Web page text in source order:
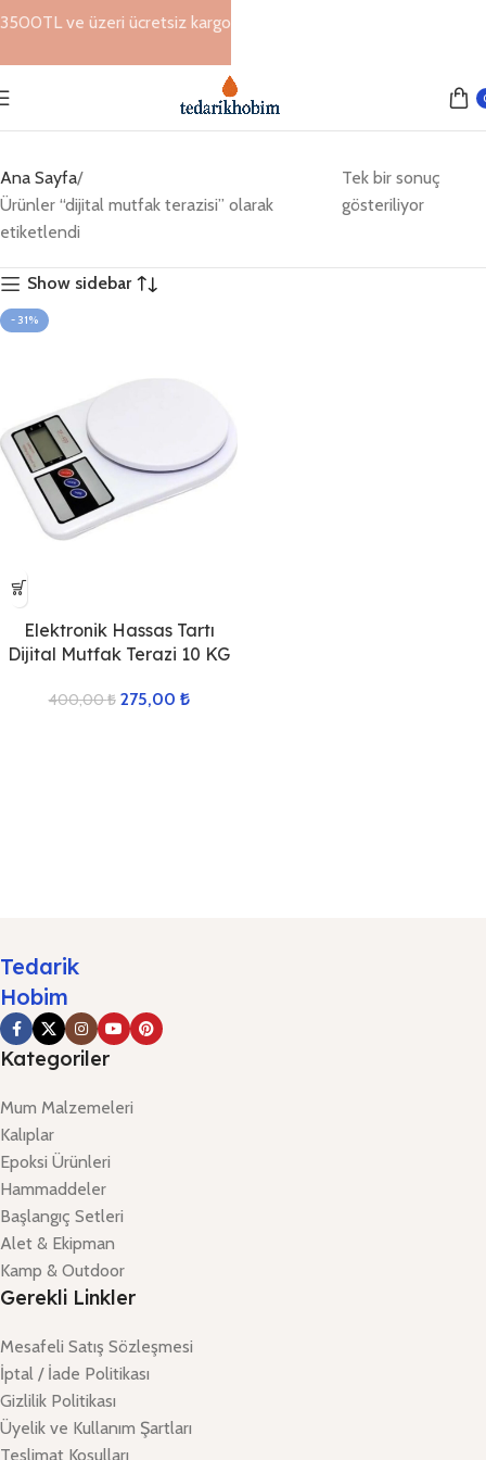
Ana Sayfa
Ürünler “dijital mutfak terazisi” olarak
etiketlendi
Tek bir sonuç
gösteriliyor
Show sidebar
- 31%
Elektronik Hassas Tartı
Dijital Mutfak Terazi 10 KG
400,00₺ 275,00 ₺
Tedarik
Hobim
Kategoriler
Mum Malzemeleri
Kalıplar
Epoksi Ürünleri
Hammaddeler
Başlangıç Setleri
Alet & Ekipman
Kamp & Outdoor
Gerekli Linkler
Mesafeli Satış Sözleşmesi
İptal / İade Politikası
Gizlilik Politikası
Üyelik ve Kullanım Şartları
Teslimat Koşulları
3500TL ve üzeri ücretsiz kargo